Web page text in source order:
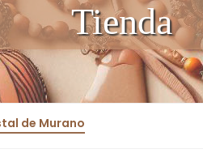
Tienda
de Murano